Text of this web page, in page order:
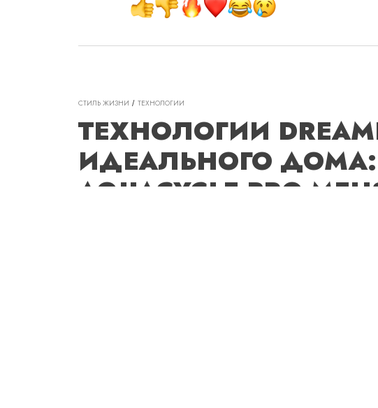
СТИЛЬ ЖИЗНИ ТЕХНОЛОГИИ
ТЕХНОЛОГИИ
ИДЕАЛЬНОГО ДОМА:
AQUACYCLE PRO